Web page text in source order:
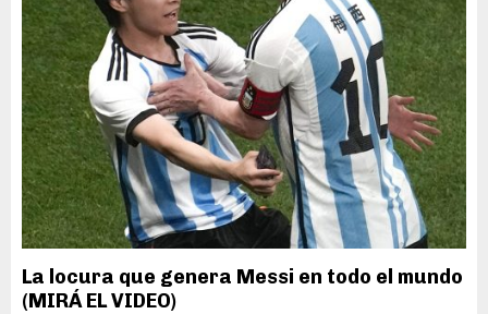
La locura que genera Messi en todo el mundo
(MIRÁ EL VIDEO)